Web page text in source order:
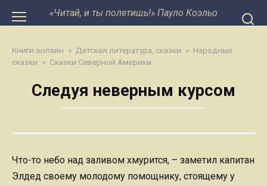
«Читай, и ты полетишь!» Пауло Коэльо
Книги онлайн » Детская литература, сказки » Народные
сказки » Сказки Северной Америки
Следуя неверным курсом
Что-то небо над заливом хмурится, – заметил капитан
Элдед своему молодому помощнику, стоящему у